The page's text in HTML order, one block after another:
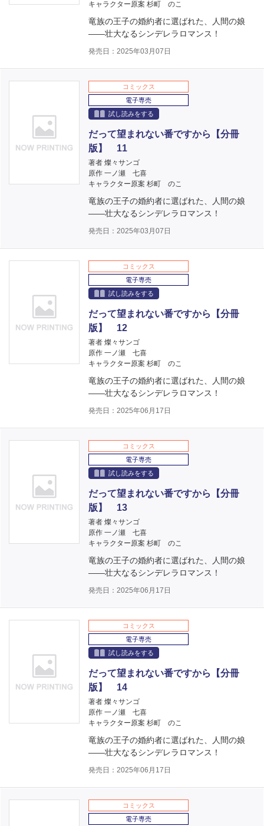
キャラクター原案 杉町 のこ
竜族の王子の婚約者に選ばれた、人間の娘
――壮大なるシンデレラロマンス！
発売日：2025年03月07日
コミックス
電子専売
試し読みをする
だって望まれない番ですから【分冊
版】 11
著者 燦々サンゴ
原作 一ノ瀬 七喜
キャラクター原案 杉町 のこ
竜族の王子の婚約者に選ばれた、人間の娘
――壮大なるシンデレラロマンス！
発売日：2025年03月07日
コミックス
電子専売
試し読みをする
だって望まれない番ですから【分冊
版】 12
著者 燦々サンゴ
原作 一ノ瀬 七喜
キャラクター原案 杉町 のこ
竜族の王子の婚約者に選ばれた、人間の娘
――壮大なるシンデレラロマンス！
発売日：2025年06月17日
コミックス
電子専売
試し読みをする
だって望まれない番ですから【分冊
版】 13
著者 燦々サンゴ
原作 一ノ瀬 七喜
キャラクター原案 杉町 のこ
竜族の王子の婚約者に選ばれた、人間の娘
――壮大なるシンデレラロマンス！
発売日：2025年06月17日
コミックス
電子専売
試し読みをする
だって望まれない番ですから【分冊
版】 14
著者 燦々サンゴ
原作 一ノ瀬 七喜
キャラクター原案 杉町 のこ
竜族の王子の婚約者に選ばれた、人間の娘
――壮大なるシンデレラロマンス！
発売日：2025年06月17日
コミックス
電子専売